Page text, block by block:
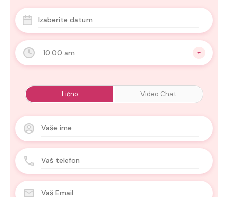
10:00 am
Lično Video Chat